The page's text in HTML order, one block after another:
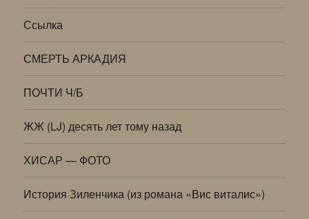
Ссылка
СМЕРТЬ АРКАДИЯ
ПОЧТИ Ч/Б
ЖЖ (LJ) десять лет тому назад
ХИСАР — ФОТО
История Зиленчика (из романа «Вис виталис»)